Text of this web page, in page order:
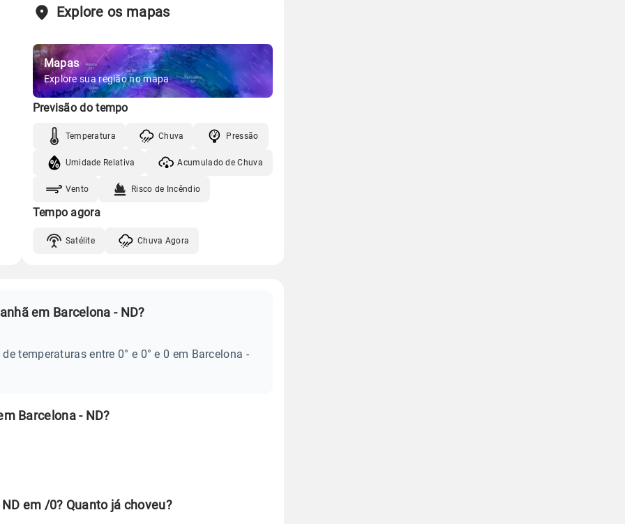
Explore os mapas
Mapas
Explore sua região no mapa
Previsão do tempo
Temperatura Chuva Pressão
Umidade Relativa Acumulado de Chuva
Vento Risco de Incêndio
Tempo agora
Satélite Chuva Agora
em Barcelona - ND?
temperaturas entre 0° e 0° e 0 em Barcelona -
Barcelona - ND?
em /0? Quanto já choveu?